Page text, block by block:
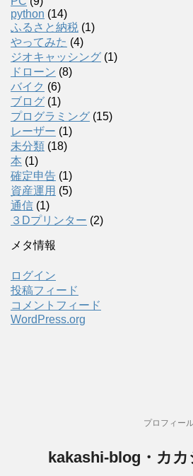
python (14)
ふるさと納税 (1)
やってみた (4)
ジオキャッシング (1)
ドローン (8)
バイク (6)
ブログ (1)
プログラミング (15)
レーザー (1)
未分類 (18)
本 (1)
確定申告 (1)
資産運用 (5)
通信 (1)
３Dプリンター (2)
メタ情報
ログイン
投稿フィード
コメントフィード
WordPress.org
プロフィー
kakashi-blog・カカ